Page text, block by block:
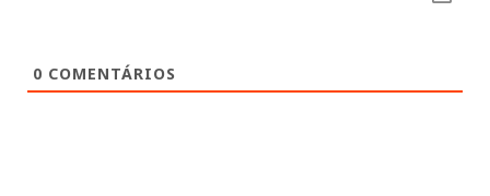
0 COMENTÁRIOS